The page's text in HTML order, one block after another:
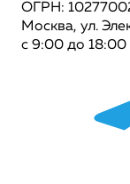
ОГРН:
Москва, ул.
с 9:00 до 18:00